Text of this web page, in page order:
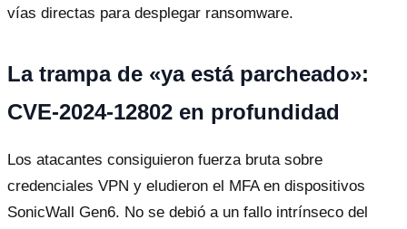
vías directas para desplegar ransomware.
La trampa de «ya está parcheado»:
CVE-2024-12802 en profundidad
Los atacantes consiguieron fuerza bruta sobre
credenciales VPN y eludieron el MFA en dispositivos
SonicWall Gen6. No se debió a un fallo intrínseco del